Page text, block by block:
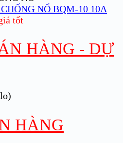
NỔ BQM-10 10A
tốt
HÀNG - DỰ
HÀNG